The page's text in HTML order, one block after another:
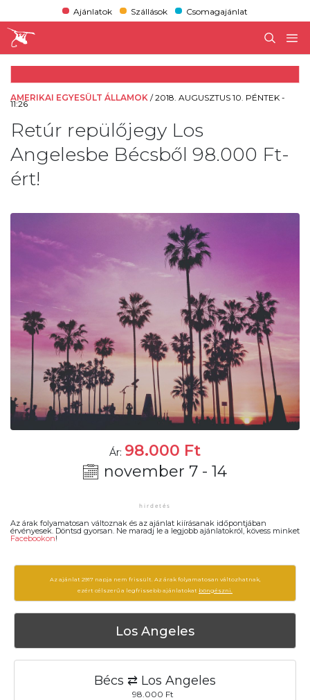
Ajánlatok Szállások Csomagajánlat
AMERIKAI EGYESÜLT ÁLLAMOK /2018. AUGUSZTUS 10. PÉNTEK -
11:26
Retúr repülőjegy Los
Angelesbe Bécsből 98.000 Ft-
ért!
Ár: 98.000 Ft
november 7 - 14
Az árak folyamatosan változnak és az ajánlat kiírásanak időpontjában
érvényesek. Döntsd gyorsan. Ne maradj le a legjobb ajánlatokról, kövess minket
Facebookon!
Az ajánlat 2917 napja nem frissült. Az árak folyamatosan változhatnak,
ezért célszerű a legfrissebb ajánlatokat böngészni.
Los Angeles
Bécs ⇄ Los Angeles
98.000 Ft